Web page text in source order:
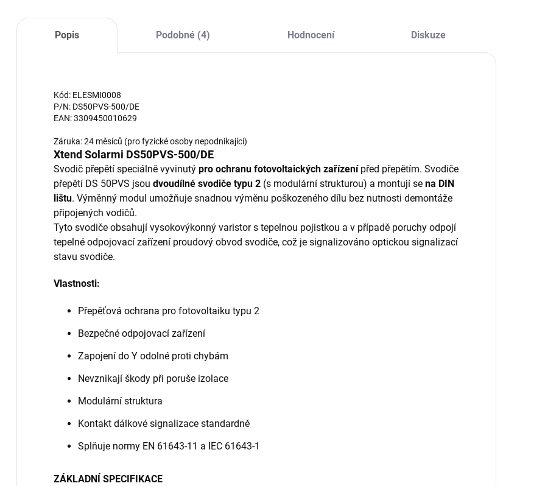
Popis Podobné (4) Hodnocení Diskuze
Kód: ELESMI0008
P/N: DS50PVS-500/DE
EAN: 3309450010629
Záruka: 24 měsíců (pro fyzické osoby nepodnikající)
Xtend Solarmi DS50PVS-500/DE
Svodič přepětí speciálně vyvinutý pro ochranu fotovoltaických zařízenípřed přepětím. Svodiče
přepětí DS 50PVS jsou dvoudílné svodiče typu 2 (s modulární strukturou) a montují se na DIN
lištu. Výměnný modul umožňuje snadnou výměnu poškozeného dílu bez nutnosti demontáže
připojených vodičů.
Tyto svodiče obsahují vysokovýkonný varistor s tepelnou pojistkou a v případě poruchy odpojí
tepelné odpojovací zařízení proudový obvod svodiče, což je signalizováno optickou signalizací
stavu svodiče.
Vlastnosti:
Přepěťová ochrana pro fotovoltaiku typu 2
Bezpečné odpojovací zařízení
Zapojení do Y odolné proti chybám
Nevznikají škody při poruše izolace
Modulární struktura
Kontakt dálkové signalizace standardně
Splňuje normy EN 61643-11 a IEC 61643-1
ZÁKLADNÍ SPECIFIKACE